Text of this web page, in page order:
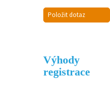
Položit dotaz
Výhody
registrace